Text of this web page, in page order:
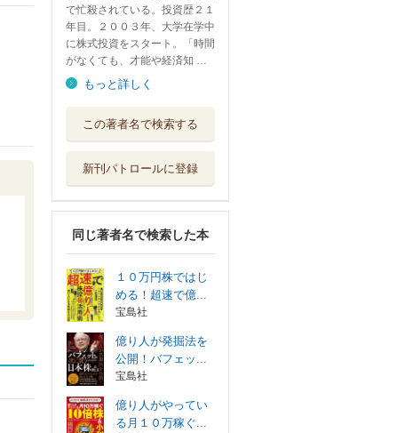
で忙殺されている。投資歴２１
年目。２００３年、大学在学中
に株式投資をスタート。「時間
がなくても、才能や経済知 …
もっと詳しく
この著者名で検索する
新刊パトロールに登録
同じ著者名で検索した本
１０万円株ではじ
める！超速で億...
宝島社
億り人が発掘法を
公開！バフェッ...
宝島社
億り人がやってい
る月１０万稼ぐ...